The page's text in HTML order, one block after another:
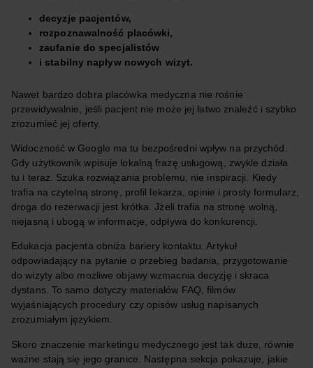
decyzje pacjentów,
rozpoznawalność placówki,
zaufanie do specjalistów
i stabilny napływ nowych wizyt.
Nawet bardzo dobra placówka medyczna nie rośnie
przewidywalnie, jeśli pacjent nie może jej łatwo znaleźć i szybko
zrozumieć jej oferty.
Widoczność w Google ma tu bezpośredni wpływ na przychód.
Gdy użytkownik wpisuje lokalną frazę usługową, zwykle działa
tu i teraz. Szuka rozwiązania problemu, nie inspiracji. Kiedy
trafia na czytelną stronę, profil lekarza, opinie i prosty formularz,
droga do rezerwacji jest krótka. Jżeli trafia na stronę wolną,
niejasną i ubogą w informacje, odpływa do konkurencji.
Edukacja pacjenta obniża bariery kontaktu. Artykuł
odpowiadający na pytanie o przebieg badania, przygotowanie
do wizyty albo możliwe objawy wzmacnia decyzję i skraca
dystans. To samo dotyczy materiałów FAQ, filmów
wyjaśniających procedury czy opisów usług napisanych
zrozumiałym językiem.
Skoro znaczenie marketingu medycznego jest tak duże, równie
ważne stają się jego granice. Następna sekcja pokazuje, jakie